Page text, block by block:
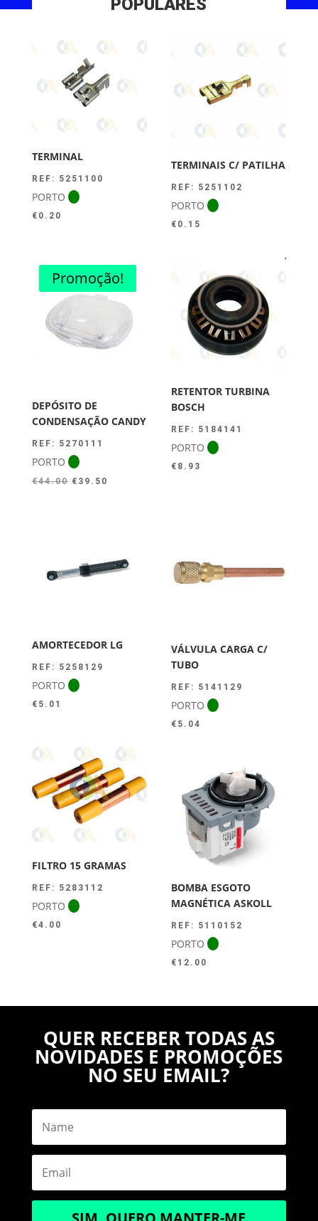
POPULARES
TERMINAL
REF: 5251100
PORTO
€ 0.20
TERMINAIS C/ PATILHA
REF: 5251102
PORTO
€ 0.15
Promoção!
DEPÓSITO DE
CONDENSAÇÃO CANDY
REF: 5270111
PORTO
€44.00 O
€ 39.50
RETENTOR TURBINA
BOSCH
REF: 5184141
PORTO
€ 8.93
AMORTECEDOR LG
REF: 5258129
PORTO
€ 5.01
VÁLVULA CARGA C/
TUBO
REF: 5141129
PORTO
€ 5.04
FILTRO 15 GRAMAS
REF: 5283112
PORTO
€4.00
BOMBA ESGOTO
MAGNÉTICA ASKOLL
REF: 5110152
PORTO
€ 12.00
QUER RECEBER TODAS AS
NOVIDADES E PROMOÇÕES
NO SEU EMAIL?